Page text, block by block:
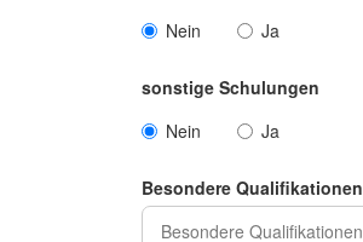
Nein
Ja
sonstige Schulungen
Nein
Ja
Besondere Qualifikationen